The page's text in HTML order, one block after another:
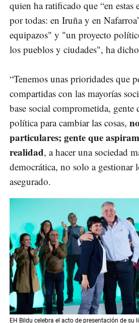
quien ha ratificado que “en estas
por todas: en Iruña y en
equipazos" y "un proyecto
los pueblos y ciudades", ha
“Tenemos unas prioridades que
compartidas con las mayorías
base social comprometida, gente
política para cambiar las cosas,
particulares; gente que
realidad, a hacer una sociedad
democrática, no solo a gestionar
asegurado.
EH Bildu celebra el acto de presentación de su